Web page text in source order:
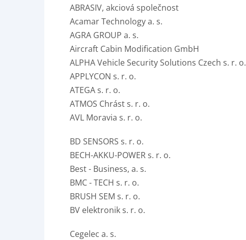
ABRASIV, akciová společnost
Acamar Technology a. s.
AGRA GROUP a. s.
Aircraft Cabin Modification GmbH
ALPHA Vehicle Security Solutions Czech s. r. o.
APPLYCON s. r. o.
ATEGA s. r. o.
ATMOS Chrást s. r. o.
AVL Moravia s. r. o.
BD SENSORS s. r. o.
BECH-AKKU-POWER s. r. o.
Best - Business, a. s.
BMC - TECH s. r. o.
BRUSH SEM s. r. o.
BV elektronik s. r. o.
Cegelec a. s.